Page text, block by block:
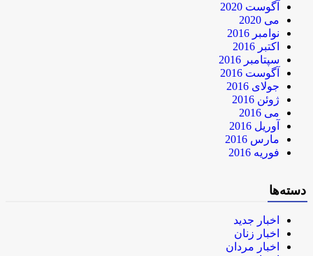
آگوست 2020
می 2020
نوامبر 2016
اکتبر 2016
سپتامبر 2016
آگوست 2016
جولای 2016
ژوئن 2016
می 2016
آوریل 2016
مارس 2016
فوریه 2016
دسته‌ها
اخبار جدید
اخبار زنان
اخبار مردان